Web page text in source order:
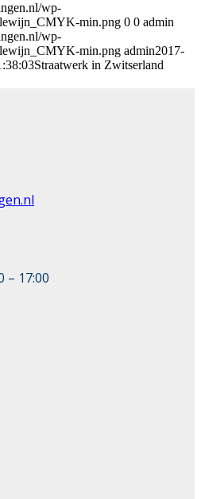
wp-
min.png 0 0 admin
wp-
min.png admin2017-
Straatwerk in Zwitserland
– 17:00